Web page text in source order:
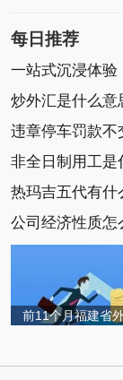
每日推荐
一站式沉浸体验
违章停车罚款不
前11个月福建省